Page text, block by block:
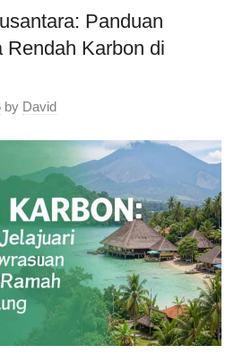
Panduan
Rendah Karbon di
by David